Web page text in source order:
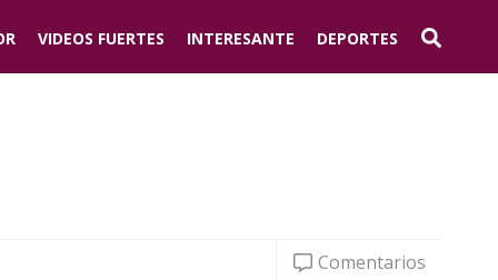
VIDEOS FUERTES INTERESANTE DEPORTES
Comentarios